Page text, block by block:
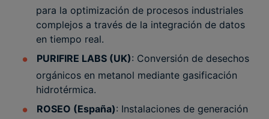
para la optimización de procesos industriales
complejos a través de la integración de datos
en tiempo real​.
PURIFIRE LABS (UK): Conversión de desechos
orgánicos en metanol mediante gasificación
hidrotérmica.
ROSEO (España): Instalaciones de generación